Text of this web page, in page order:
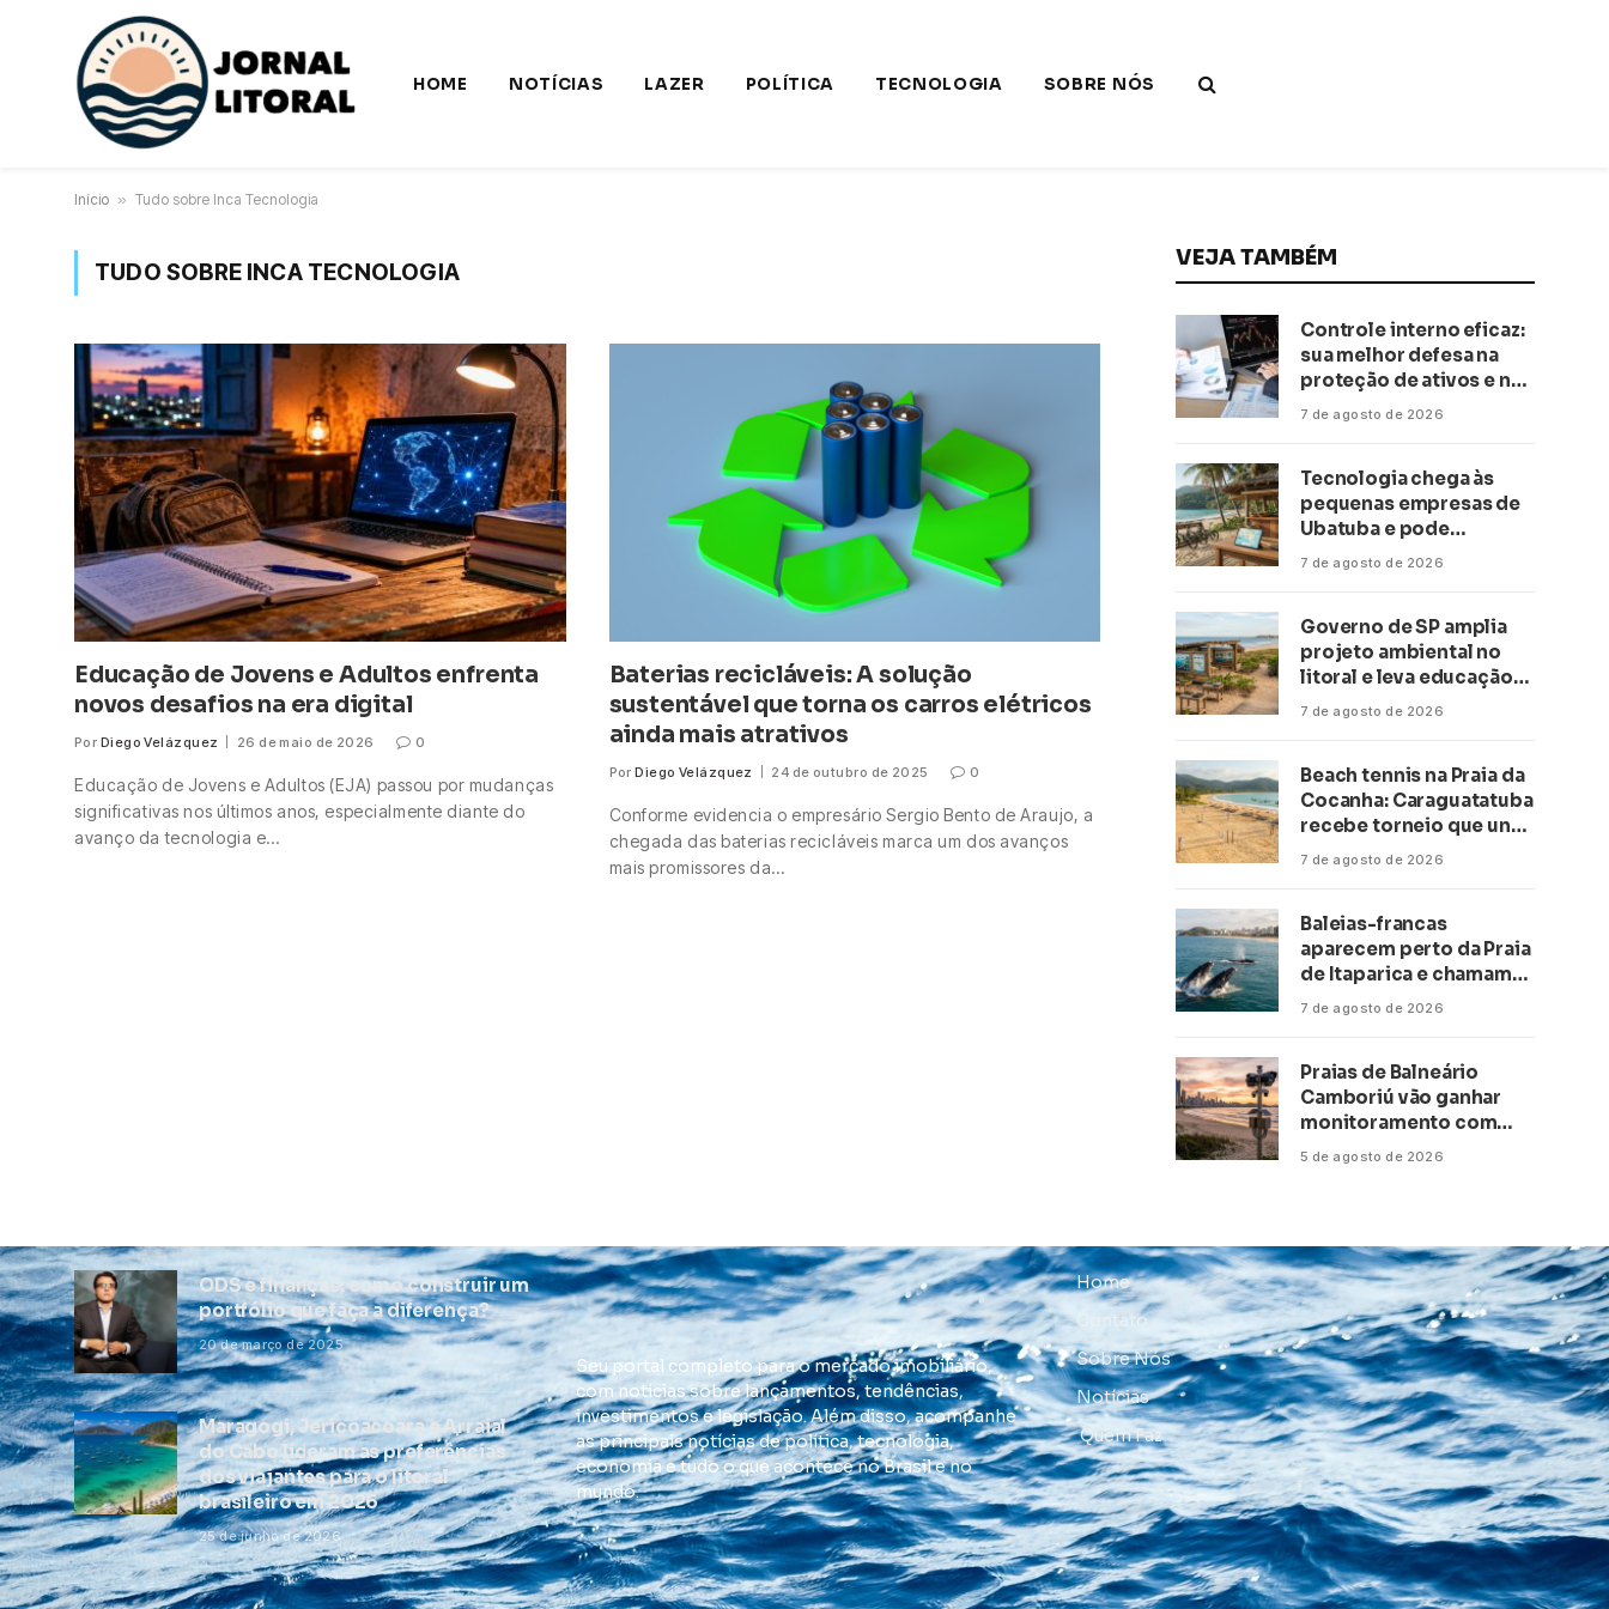
HOME NOTÍCIAS LAZER POLÍTICA TECNOLOGIA SOBRE NÓS
Início » Tudo sobre Inca Tecnologia
TUDO SOBRE INCA TECNOLOGIA
Educação de Jovens e Adultos enfrenta
novos desafios na era digital
Por Diego Velázquez 26 de maio de 2026 0
Educação de Jovens e Adultos (EJA) passou por mudanças
significativas nos últimos anos, especialmente diante do
avanço da tecnologia e…
Baterias recicláveis: A solução
sustentável que torna os carros elétricos
ainda mais atrativos
Por Diego Velázquez 24 de outubro de 2025 0
Conforme evidencia o empresário Sergio Bento de Araujo, a
chegada das baterias recicláveis marca um dos avanços
mais promissores da…
VEJA TAMBÉM
Controle interno eficaz:
sua melhor defesa na
proteção de ativos e na
saúde financeira!
7 de agosto de 2026
Tecnologia chega às
pequenas empresas de
Ubatuba e pode
transformar negócios
7 de agosto de 2026
Governo de SP amplia
projeto ambiental no
litoral e leva educação
climática a escolas de 16
7 de agosto de 2026
Beach tennis na Praia da
Cocanha: Caraguatatuba
recebe torneio que une
esporte, lazer e mar
7 de agosto de 2026
Baleias-francas
aparecem perto da Praia
de Itaparica e chamam
atenção no litoral do
7 de agosto de 2026
Praias de Balneário
Camboriú vão ganhar
monitoramento com
inteligência artificial
5 de agosto de 2026
ODS e finanças: como construir um
portfólio que faça a diferença?
20 de março de 2025
Maragogi, Jericoacoara e Arraial
do Cabo lideram as preferências
dos viajantes para o litoral
brasileiro em 2026
25 de junho de 2026
Seu portal completo para o mercado imobiliário,
com notícias sobre lançamentos, tendências,
investimentos e legislação. Além disso, acompanhe
as principais notícias de política, tecnologia,
economia e tudo o que acontece no Brasil e no
mundo.
Home
Contato
Sobre Nós
Notícias
Quem Faz